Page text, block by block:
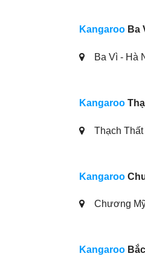
Kangaroo Ba
Ba Vì - Hà
Kangaroo
Thạch
Kangaroo
Chương
Kangaroo